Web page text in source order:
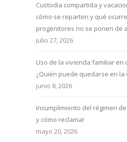
Custodia compartida y
cómo se reparten y qué
progenitores no se ponen de
julio 27, 2026
Uso de la vivienda familiar en
¿Quién puede quedarse en la
junio 8, 2026
Incumplimiento del régimen
y cómo reclamar
mayo 20, 2026